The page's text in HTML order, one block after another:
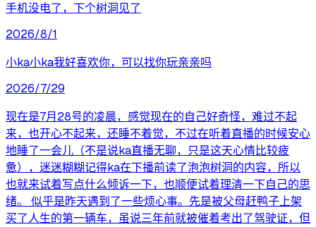
手机没电了，下个树洞见了
2026/8/1
小ka小ka我好喜欢你，可以找你玩亲亲吗
2026/7/29
现在是7月28号的凌晨，感觉现在的自己好奇怪，难过不起
来，也开心不起来，还睡不着觉，不过在听着直播的时候安心
地睡了一会儿（不是说ka直播无聊，只是这天心情比较疲
惫），迷迷糊糊记得ka在下播前读了泡泡树洞的内容，所以
也就来试着写点什么倾诉一下，也顺便试着理清一下自己的思
绪。 似乎是昨天遇到了一些烦心事。先是被父母赶鸭子上架
买了人生的第一辆车，虽说三年前就被催着考出了驾驶证，但